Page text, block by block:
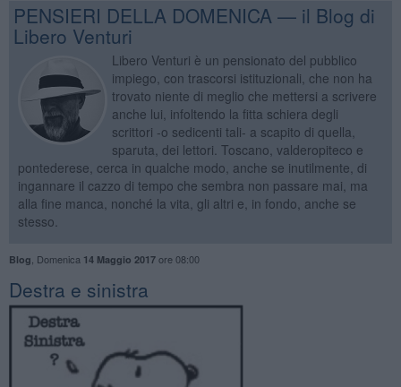
PENSIERI DELLA DOMENICA — il Blog di
Libero Venturi
Libero Venturi è un pensionato del pubblico
impiego, con trascorsi istituzionali, che non ha
trovato niente di meglio che mettersi a scrivere
anche lui, infoltendo la fitta schiera degli
scrittori -o sedicenti tali- a scapito di quella,
sparuta, dei lettori. Toscano, valderopiteco e
pontederese, cerca in qualche modo, anche se inutilmente, di
ingannare il cazzo di tempo che sembra non passare mai, ma
alla fine manca, nonché la vita, gli altri e, in fondo, anche se
stesso.
Blog Domenica 14 Maggio 2017ore 08:00
Destra e sinistra